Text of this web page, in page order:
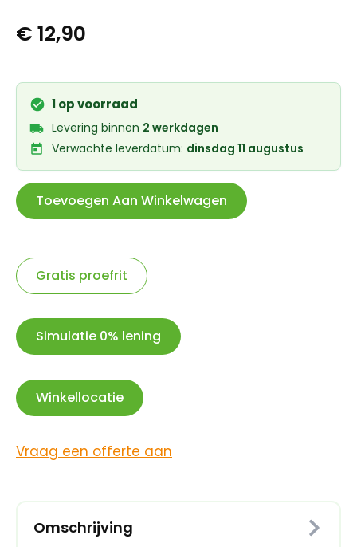
€ 12,90
1op voorraad
Levering binnen 2 werkdagen
Verwachte leverdatum: dinsdag 11 augustus
Toevoegen Aan Winkelwagen
Gratis proefrit
Simulatie 0% lening
Winkellocatie
Vraag een offerte aan
Omschrijving